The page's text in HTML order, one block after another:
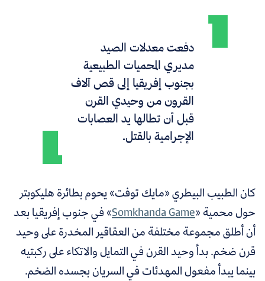
دفعت معدلات الصيد
مديري المحميات الطبيعية
بجنوب إفريقيا إلى قص آلاف
القرون من وحيدي القرن
قبل أن تطالها يد العصابات
الإجرامية بالقتل.
كان الطبيب البيطري «مايك توفت» يحوم بطائرة هليكوبتر
حول محمية «Somkhanda Game» في جنوب إفريقيا بعد
أن أطلق مجموعة مختلفة من العقاقير المخدرة على وحيد
قرن ضخم. بدأ وحيد القرن في التمايل والاتكاء على ركبتيه
بينما يبدأ مفعول المهدئات في السريان بجسده الضخم.